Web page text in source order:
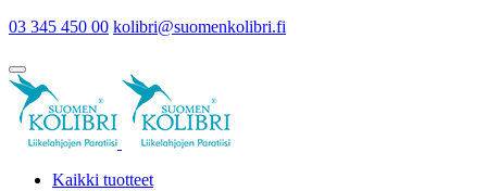
03 345 450 00 kolibri@suomenkolibri.fi
Kaikki tuotteet